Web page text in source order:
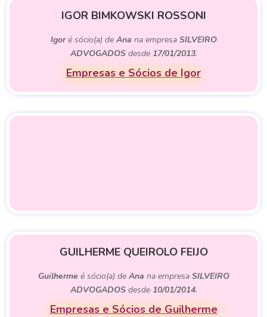
IGOR BIMKOWSKI ROSSONI
Igoré sócio(a) de Ana na empresa SILVEIRO
ADVOGADOSdesde 17/01/2013.
Empresas e Sócios de Igor
GUILHERME QUEIROLO FEIJO
Guilherme é sócio(a) de Ana na empresa SILVEIRO
ADVOGADOSdesde 10/01/2014.
Empresas e Sócios de Guilherme